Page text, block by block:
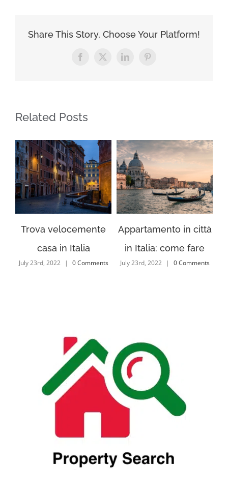
Share This Story, Choose Your Platform!
Facebook
X LinkedInPinterest
Related Posts
Trova velocemente
casa in Italia
July 23rd, 2022 | 0 Comments
Appartamento in città
in Italia: come fare
July 23rd, 2022 | 0 Comments